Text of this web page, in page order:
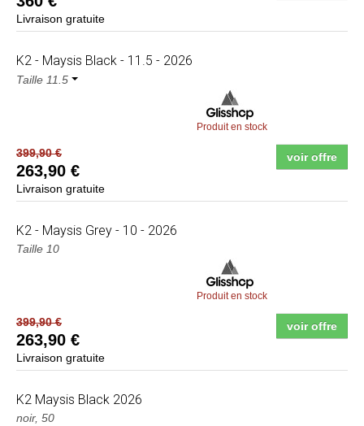
Livraison gratuite
K2 - Maysis Black - 11.5 - 2026
Taille 11.5
Produit en stock
399,90 €
263,90 €
Livraison gratuite
voir offre
K2 - Maysis Grey - 10 - 2026
Taille 10
Produit en stock
399,90 €
263,90 €
Livraison gratuite
voir offre
K2 Maysis Black 2026
noir, 50